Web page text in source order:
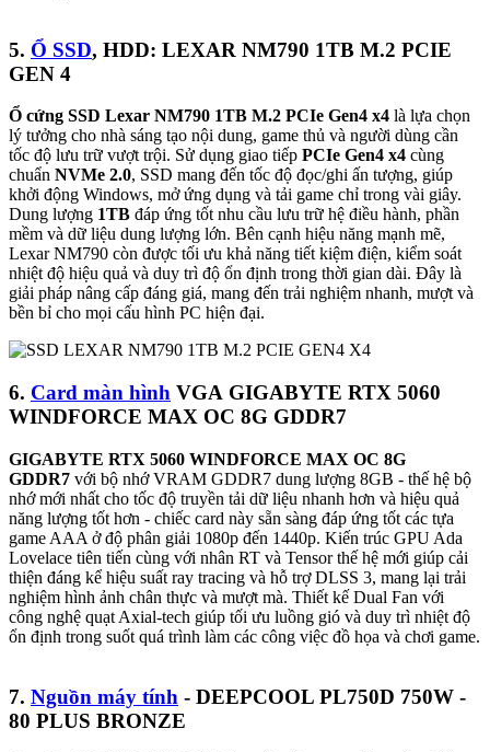
5. Ổ SSD, HDD: LEXAR NM790 1TB M.2 PCIE
GEN 4
Ổ cứng SSD Lexar NM790 1TB M.2 PCIe Gen4 x4 là lựa chọn
lý tưởng cho nhà sáng tạo nội dung, game thủ và người dùng cần
tốc độ lưu trữ vượt trội. Sử dụng giao tiếp PCIe Gen4 x4 cùng
chuẩn NVMe 2.0, SSD mang đến tốc độ đọc/ghi ấn tượng, giúp
khởi động Windows, mở ứng dụng và tải game chỉ trong vài giây.
Dung lượng 1TB đáp ứng tốt nhu cầu lưu trữ hệ điều hành, phần
mềm và dữ liệu dung lượng lớn. Bên cạnh hiệu năng mạnh mẽ,
Lexar NM790 còn được tối ưu khả năng tiết kiệm điện, kiểm soát
nhiệt độ hiệu quả và duy trì độ ổn định trong thời gian dài. Đây là
giải pháp nâng cấp đáng giá, mang đến trải nghiệm nhanh, mượt và
bền bỉ cho mọi cấu hình PC hiện đại.
6. Card màn hình VGA GIGABYTE RTX 5060
WINDFORCE MAX OC 8G GDDR7
GIGABYTE RTX 5060 WINDFORCE MAX OC 8G
GDDR7 với bộ nhớ VRAM GDDR7 dung lượng 8GB - thế hệ bộ
nhớ mới nhất cho tốc độ truyền tải dữ liệu nhanh hơn và hiệu quả
năng lượng tốt hơn - chiếc card này sẵn sàng đáp ứng tốt các tựa
game AAA ở độ phân giải 1080p đến 1440p. Kiến trúc GPU Ada
Lovelace tiên tiến cùng với nhân RT và Tensor thế hệ mới giúp cải
thiện đáng kể hiệu suất ray tracing và hỗ trợ DLSS 3, mang lại trải
nghiệm hình ảnh chân thực và mượt mà. Thiết kế Dual Fan với
công nghệ quạt Axial-tech giúp tối ưu luồng gió và duy trì nhiệt độ
ổn định trong suốt quá trình làm các công việc đồ họa và chơi game.
7. Nguồn máy tính - DEEPCOOL PL750D 750W -
80 PLUS BRONZE